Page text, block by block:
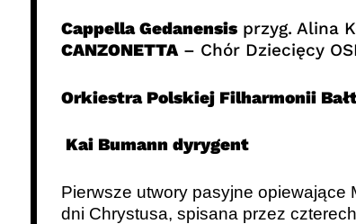
Cappella Gedanensisprzyg. Alina
CANZONETTA– Chór Dziecięcy
Orkiestra Polskiej Filharmonii
Kai Bumann dyrygent
Pierwsze utwory pasyjne opiewające
dni Chrystusa, spisana przez